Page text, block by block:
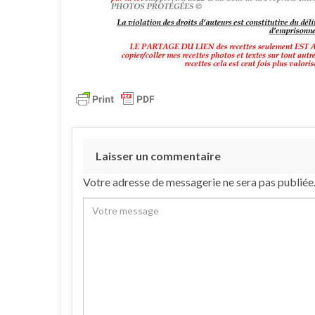
Laisser un commentaire
Votre adresse de messagerie ne sera pas publiée.